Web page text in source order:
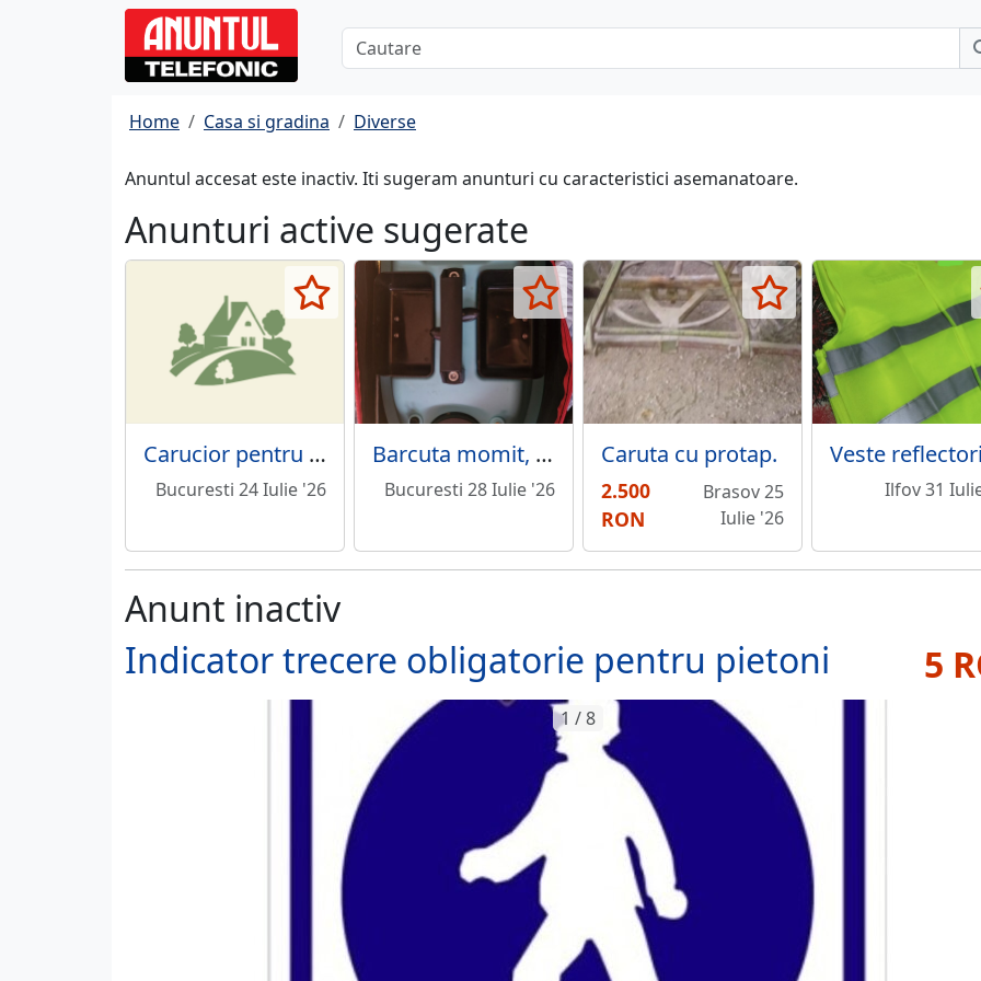
Home Casa si gradina Diverse
Anuntul accesat este inactiv. Iti sugeram anunturi cu caracteristici asemanatoare.
Anunturi active sugerate
Carucior pentru invalizi
Bucuresti 24 Iulie '26
Barcuta momit, plantat
Bucuresti 28 Iulie '26
Caruta cu protap.
2.500
RON
Brasov 25
Iulie '26
Ilfov 31
Anunt inactiv
Indicator trecere obligatorie pentru pietoni
5
1 / 8